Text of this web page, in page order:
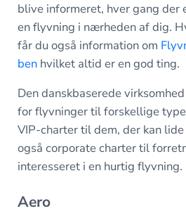
blive informeret, hver gang
en flyvning i nærheden af dig.
får du også information om
benhvilket altid er en god ting.
Den danskbaserede
for flyvninger til forskellige
VIP-charter til dem, der kan
også corporate charter til
interesseret i en hurtig flyvning.
Aero